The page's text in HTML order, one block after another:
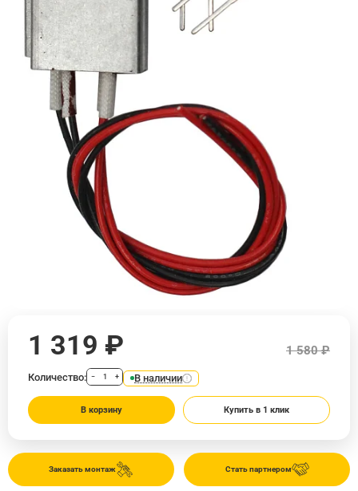
Стать партнером
Заказать монтаж
1 319 ₽ 1 580 ₽
Количество: − + В наличии
В корзину Купить в 1 клик